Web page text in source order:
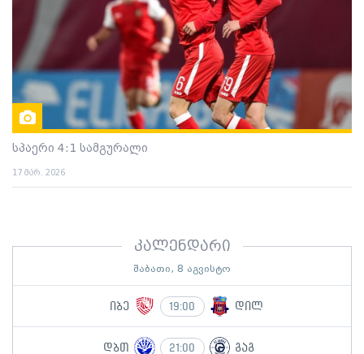
კალენდარი
შაბათი, 8 აგვისტო
იბე 19:00 დილ
დბთ 21:00 გაგ
სპაერი 4:1 სამგურალი
17 მარ. 2026